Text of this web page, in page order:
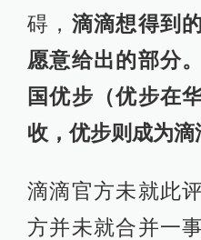
碍， 滴滴想得到
愿意给出的部分
国优步（优步在
收，优步则成为滴
滴滴官方未就此
方并未就合并一